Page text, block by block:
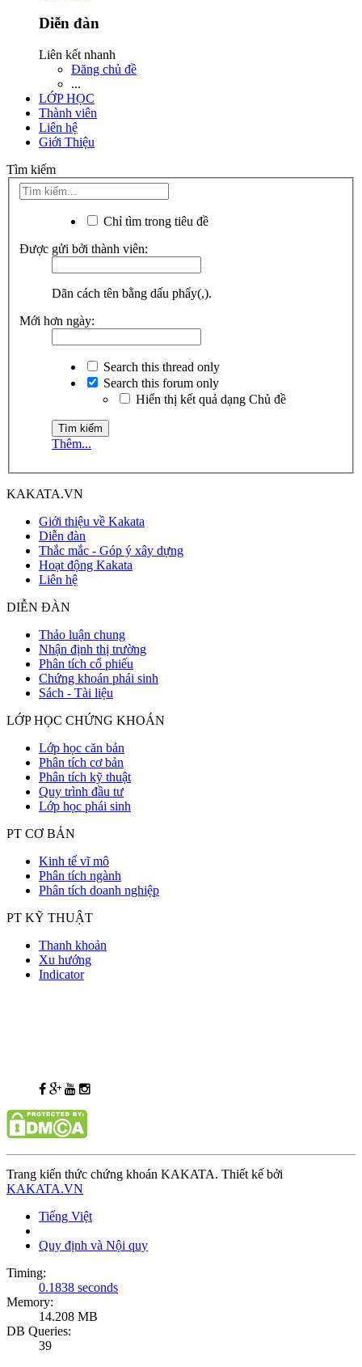
Diễn đàn
Liên kết nhanh
Đăng chủ đề
...
LỚP HỌC
Thành viên
Liên hệ
Giới Thiệu
Tìm kiếm
Chỉ tìm trong tiêu đề
Được gửi bởi thành viên:
Dãn cách tên bằng dấu phẩy(,).
Mới hơn ngày:
Search this thread only
Search this forum only
Hiển thị kết quả dạng Chủ đề
Thêm...
KAKATA.VN
Giới thiệu về Kakata
Diễn đàn
Thắc mắc - Góp ý xây dựng
Hoạt động Kakata
Liên hệ
DIỄN ĐÀN
Thảo luận chung
Nhận định thị trường
Phân tích cổ phiếu
Chứng khoán phái sinh
Sách - Tài liệu
LỚP HỌC CHỨNG KHOÁN
Lớp học căn bản
Phân tích cơ bản
Phân tích kỹ thuật
Quy trình đầu tư
Lớp học phái sinh
PT CƠ BẢN
Kinh tế vĩ mô
Phân tích ngành
Phân tích doanh nghiệp
PT KỸ THUẬT
Thanh khoản
Xu hướng
Indicator
Trang kiến thức chứng khoán KAKATA. Thiết kế bởi
KAKATA.VN
Tiếng Việt
Quy định và Nội quy
Timing:
0.1838 seconds
Memory:
14.208 MB
DB Queries:
39